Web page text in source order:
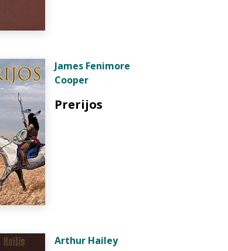
James Fenimore
Cooper
Prerijos
Arthur Hailey